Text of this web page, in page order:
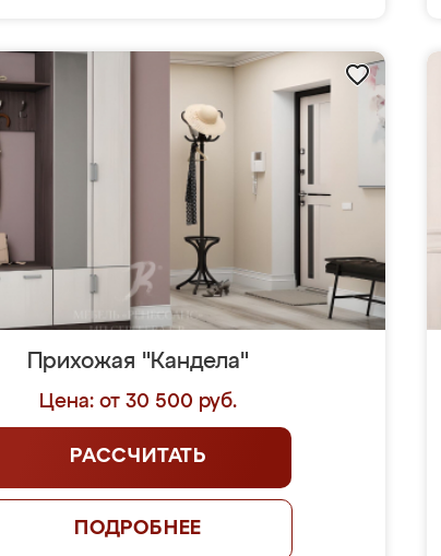
Прихожая "Кандела"
Цена: от 30 500 руб.
РАССЧИТАТЬ
ПОДРОБНЕЕ